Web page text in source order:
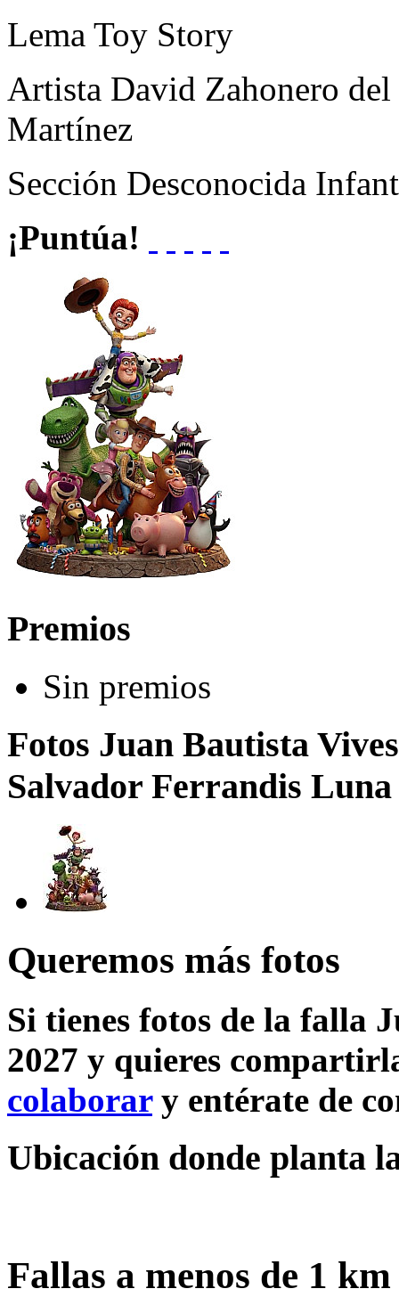
Lema Toy Story
Artista David Zahonero del
Martínez
Sección Desconocida
¡Puntúa!
Premios
Sin premios
Fotos Juan Bautista
Salvador Ferrandis
Queremos más fotos
Si tienes fotos de la falla
2027 y quieres
colaborary entérate de
Ubicación donde planta
Fallas a menos de 1